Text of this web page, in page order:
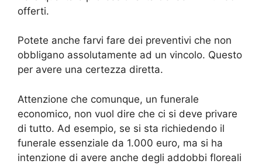
offerti.
Potete anche farvi fare dei preventivi che non
obbligano assolutamente ad un vincolo. Questo
per avere una certezza diretta.
Attenzione che comunque, un funerale
economico, non vuol dire che ci si deve privare
di tutto. Ad esempio, se si sta richiedendo il
funerale essenziale da 1.000 euro, ma si ha
intenzione di avere anche degli addobbi floreali